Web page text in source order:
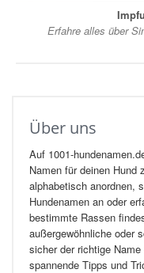
Erfahre alles über
Über uns
Auf 1001-
Namen für deinen Hund
alphabetisch anordnen,
Hundenamen an oder
bestimmte Rassen
außergewöhnliche oder
sicher der richtige
spannende Tipps und